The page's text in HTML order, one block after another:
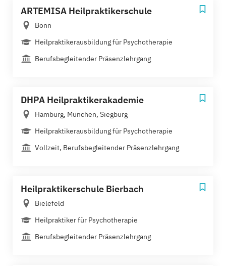
ARTEMISA Heilpraktikerschule
Bonn
Heilpraktikerausbildung für Psychotherapie
Berufsbegleitender Präsenzlehrgang
DHPA Heilpraktikerakademie
Hamburg, München, Siegburg
Heilpraktikerausbildung für Psychotherapie
Vollzeit, Berufsbegleitender Präsenzlehrgang
Heilpraktikerschule Bierbach
Bielefeld
Heilpraktiker für Psychotherapie
Berufsbegleitender Präsenzlehrgang